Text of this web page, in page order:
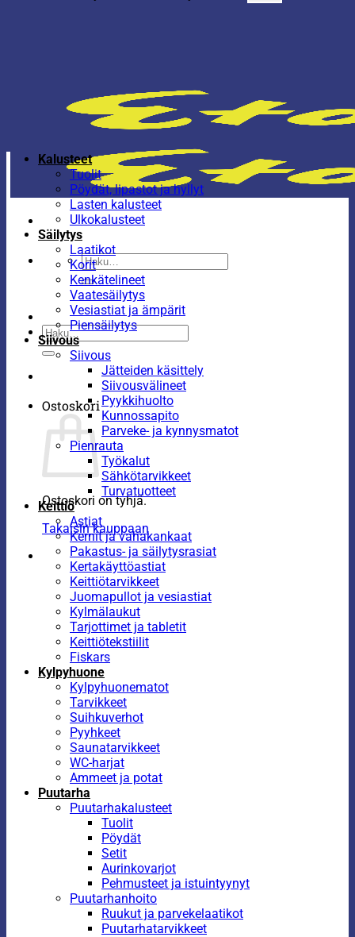
Etsi:
Etsi:
Ostoskori
Ostoskori on tyhjä.
Takaisin kauppaan
Kalusteet
Tuolit
Pöydät, lipastot ja hyllyt
Lasten kalusteet
Ulkokalusteet
Säilytys
Laatikot
Korit
Kenkätelineet
Vaatesäilytys
Vesiastiat ja ämpärit
Piensäilytys
Siivous
Siivous
Jätteiden käsittely
Siivousvälineet
Pyykkihuolto
Kunnossapito
Parveke- ja kynnysmatot
Pienrauta
Työkalut
Sähkötarvikkeet
Turvatuotteet
Keittiö
Astiat
Kernit ja vahakankaat
Pakastus- ja säilytysrasiat
Kertakäyttöastiat
Keittiötarvikkeet
Juomapullot ja vesiastiat
Kylmälaukut
Tarjottimet ja tabletit
Keittiötekstiilit
Fiskars
Kylpyhuone
Kylpyhuonematot
Tarvikkeet
Suihkuverhot
Pyyhkeet
Saunatarvikkeet
WC-harjat
Ammeet ja potat
Puutarha
Puutarhakalusteet
Tuolit
Pöydät
Setit
Aurinkovarjot
Pehmusteet ja istuintyynyt
Puutarhanhoito
Ruukut ja parvekelaatikot
Puutarhatarvikkeet